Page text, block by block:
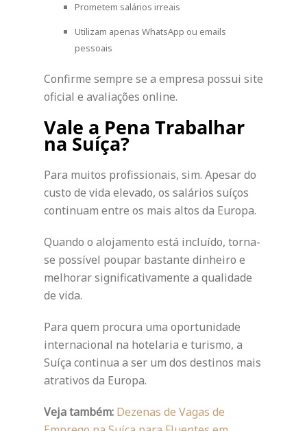
Prometem salários irreais
Utilizam apenas WhatsApp ou emails
pessoais
Confirme sempre se a empresa possui site
oficial e avaliações online.
Vale a Pena Trabalhar
na Suíça?
Para muitos profissionais, sim. Apesar do
custo de vida elevado, os salários suíços
continuam entre os mais altos da Europa.
Quando o alojamento está incluído, torna-
se possível poupar bastante dinheiro e
melhorar significativamente a qualidade
de vida.
Para quem procura uma oportunidade
internacional na hotelaria e turismo, a
Suíça continua a ser um dos destinos mais
atrativos da Europa.
Veja também: Dezenas de Vagas de